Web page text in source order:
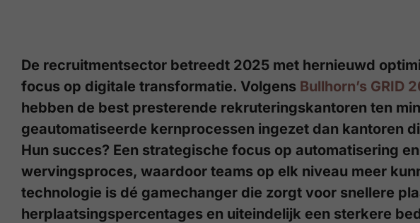
De recruitmentsector betreedt 2025 met hernieuwd
focus op digitale transformatie. Volgens Bullhorn’s GRID
hebben de best presterende rekruteringskantoren ten
geautomatiseerde kernprocessen ingezet dan kantoren
Hun succes? Een strategische focus op automatisering
wervingsproces, waardoor teams op elk niveau meer
technologie is dé gamechanger die zorgt voor snellere
herplaatsingspercentages en uiteindelijk een sterkere